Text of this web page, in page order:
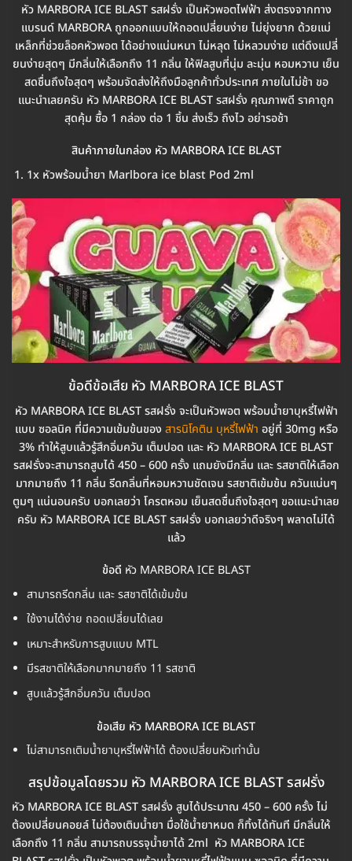
หัว MARBORA ICE BLAST รสฝรั่ง เป็นหัวพอตไฟฟ้า ส่งตรงจากทาง
แบรนด์ MARBORA ถูกออกแบบให้ถอดเปลี่ยนง่าย ไม่ยุ่งยาก ด้วยแม่
เหล็กที่ช่วยล็อคหัวพอต ได้อย่างแน่นหนา ไม่หลุด ไม่หลวมง่าย แต่ดึงเเปลี่
ยนง่ายสุดๆ มีกลิ่นให้เลือกถึง 11 กลิ่น ให้ฟิลสูบที่นุ่ม ละมุ่น หอมหวาน เย็น
สดชื่นถึงใจสุดๆ พร้อมจัดส่งให้ถึงมือลูกค้าทั่วประเทศ ภายในไม่ช้า ขอ
แนะนำเลยครับ หัว MARBORA ICE BLAST รสฝรั่ง คุณภาพดี ราคาถูก
สุดคุ้ม ซื้อ 1 กล่อง ต่อ 1 ชิ้น ส่งเร็ว ถึงไว อย่ารอช้า
สินค้าภายในกล่อง หัว MARBORA ICE BLAST
1x หัวพร้อมน้ำยา Marlbora ice blast Pod 2ml
ข้อดีข้อเสีย หัว MARBORA ICE BLAST
หัว MARBORA ICE BLAST รสฝรั่ง จะเป็นหัวพอต พร้อมน้ำยาบุหรี่ไฟฟ้า
แบบ ซอลนิค ที่มีความเข้มข้นของ สารนิโคติน บุหรี่ไฟฟ้า อยู่ที่ 30mg หรือ
3% ทำให้สูบแล้วรู้สึกอิ่มควัน เต็มปอด และ หัว MARBORA ICE BLAST
รสฝรั่งจะสามารถสูบได้ 450 – 600 ครั้ง แถมยังมีกลิ่น และ รสชาติให้เลือก
มากมายถึง 11 กลิ่น รีดกลิ่นที่หอมหวานชัดเจน รสชาติเข้มข้น ควันแน่นๆ
ตูมๆ แน่นอนครับ บอกเลยว่า โครตหอม เย็นสดชื่นถึงใจสุดๆ ขอแนะนำเลย
ครับ หัว MARBORA ICE BLAST รสฝรั่ง บอกเลยว่าดีจริงๆ พลาดไม่ได้
แล้ว
ข้อดี หัว MARBORA ICE BLAST
สามารถรีดกลิ่น และ รสชาติได้เข้มข้น
ใช้งานได้ง่าย ถอดเปลี่ยนได้เลย
เหมาะสำหรับการสูบแบบ MTL
มีรสชาติให้เลือกมากมายถึง 11 รสชาติ
สูบแล้วรู้สึกอิ่มควัน เต็มปอด
ข้อเสีย หัว MARBORA ICE BLAST
ไม่สามารถเติมน้ำยาบุหรี่ไฟฟ้าได้ ต้องเปลี่ยนหัวเท่านั้น
สรุปข้อมูลโดยรวม หัว MARBORA ICE BLAST รสฝรั่ง
หัว MARBORA ICE BLAST รสฝรั่ง สูบได้ประมาณ 450 – 600 ครั้ง ไม่
ต้องเปลี่ยนคอยล์ ไม่ต้องเติมน้ำยา มื่อใช้น้ำยาหมด ก็ทิ้งได้ทันที มีกลิ่นให้
เลือกถึง 11 กลิ่น สามารถบรรจุน้ำยาได้ 2ml หัว MARBORA ICE